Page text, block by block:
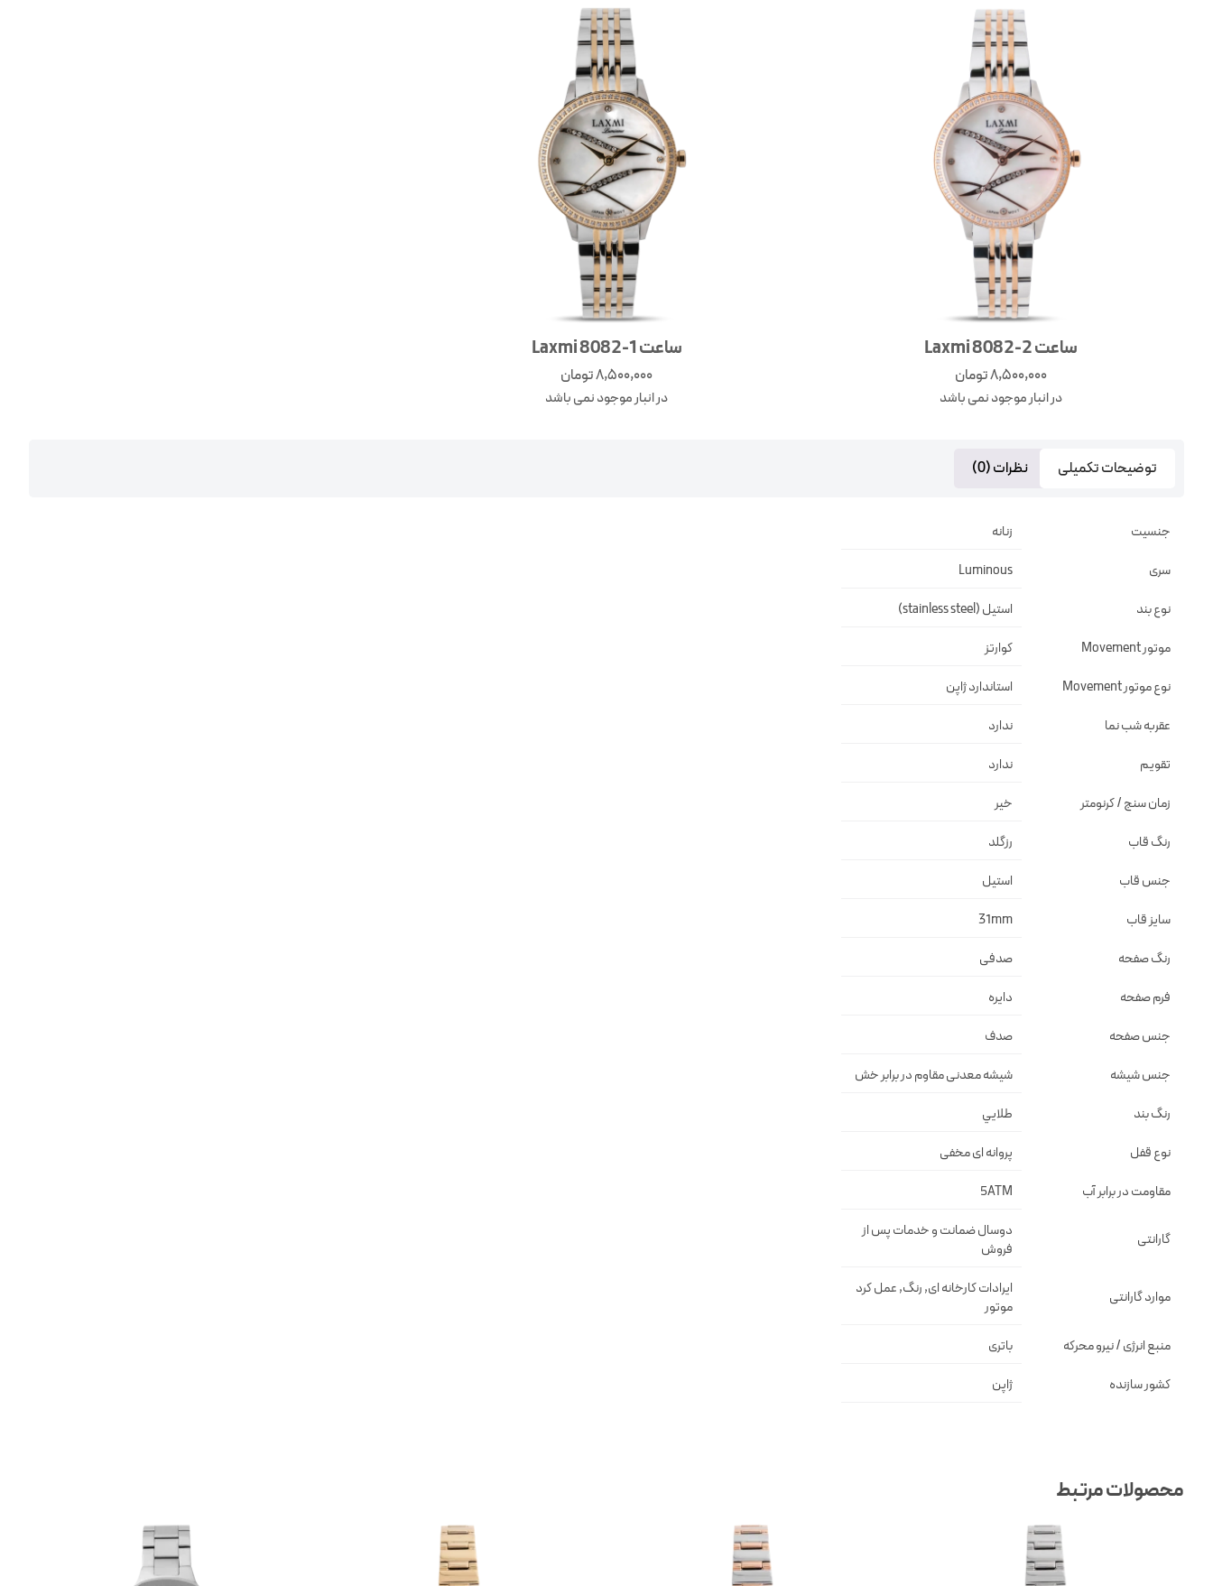
ساعت Laxmi 8082-2
8,500,000تومان
در انبار موجود نمی باشد
ساعت Laxmi 8082-1
8,500,000تومان
در انبار موجود نمی باشد
توضیحات تکمیلی نظرات (0)
جنسیت زنانه
سری Luminous
نوع بند استیل (stainless steel)
موتور Movement کوارتز
نوع موتور Movement استاندارد ژاپن
عقربه شب نما ندارد
تقویم ندارد
زمان سنج / کرنومتر خیر
رنگ قاب رزگلد
جنس قاب استيل
سایز قاب 31mm
رنگ صفحه صدفی
فرم صفحه دايره
جنس صفحه صدف
جنس شیشه شيشه معدنى مقاوم در برابر خش
رنگ بند طلايي
نوع قفل پروانه اى مخفى
مقاومت در برابر آب 5ATM
گارانتی
دوسال ضمانت و خدمات پس از
فروش
موارد گارانتی
ایرادات کارخانه ای, رنگ, عمل کرد
موتور
منبع انرژی / نیرو محرکه باتری
کشور سازنده ژاپن
محصولات مرتبط